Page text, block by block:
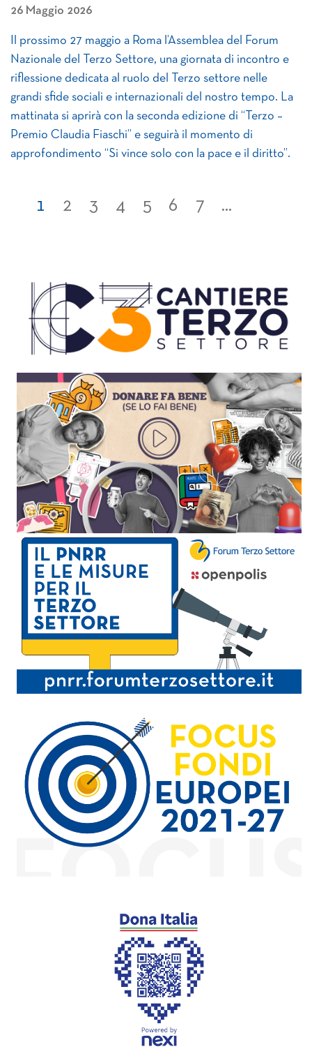
26 Maggio 2026
Il prossimo 27 maggio a Roma l’Assemblea del Forum
Nazionale del Terzo Settore, una giornata di incontro e
riflessione dedicata al ruolo del Terzo settore nelle
grandi sfide sociali e internazionali del nostro tempo. La
mattinata si aprirà con la seconda edizione di “Terzo –
Premio Claudia Fiaschi” e seguirà il momento di
approfondimento “Si vince solo con la pace e il diritto”.
1 2 3 4 5 6 7 ...